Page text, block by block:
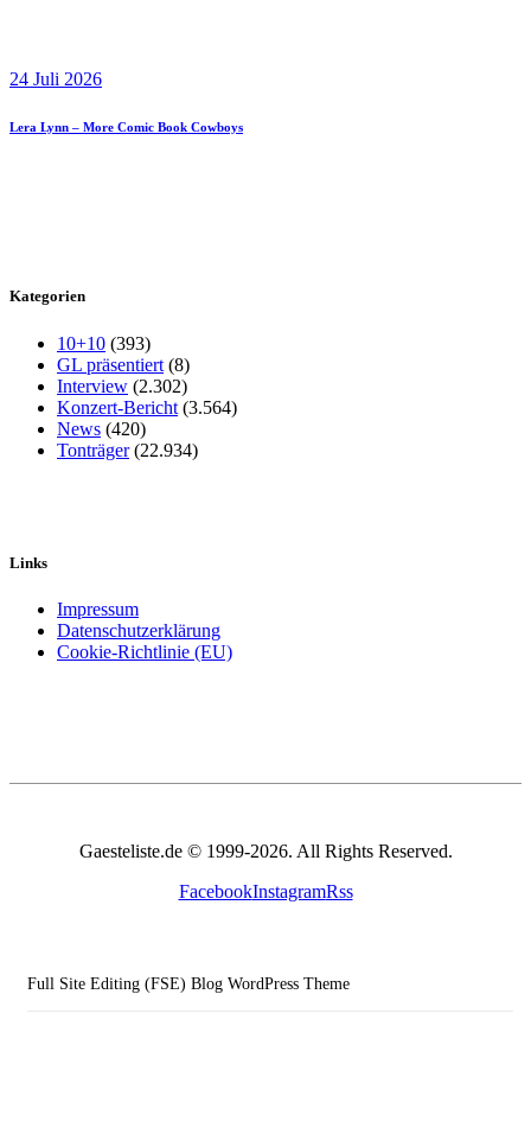
24 Juli 2026
Lera Lynn – More Comic Book Cowboys
Kategorien
10+10 (393)
GL präsentiert (8)
Interview (2.302)
Konzert-Bericht (3.564)
News (420)
Tonträger(22.934)
Links
Impressum
Datenschutzerklärung
Cookie-Richtlinie (EU)
Gaesteliste.de © 1999-2026. All Rights Reserved.
FacebookInstagramRss
Full Site Editing (FSE) Blog WordPress Theme